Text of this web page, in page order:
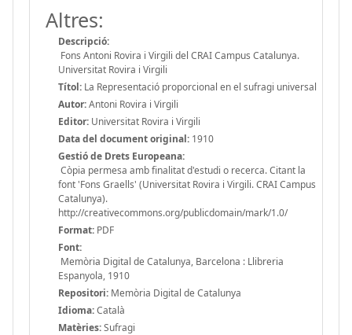
Altres:
Descripció:
Fons Antoni Rovira i Virgili del CRAI Campus Catalunya.
Universitat Rovira i Virgili
Títol: La Representació proporcional en el sufragi universal
Autor:Antoni Rovira i Virgili
Editor: Universitat Rovira i Virgili
Data del document original: 1910
Gestió de Drets Europeana:
Còpia permesa amb finalitat d'estudi o recerca. Citant la
font 'Fons Graells' (Universitat Rovira i Virgili. CRAI Campus
Catalunya).
http://creativecommons.org/publicdomain/mark/1.0/
Format: PDF
Font:
Memòria Digital de Catalunya, Barcelona : Llibreria
Espanyola, 1910
Repositori: Memòria Digital de Catalunya
Idioma:Català
Matèries:Sufragi